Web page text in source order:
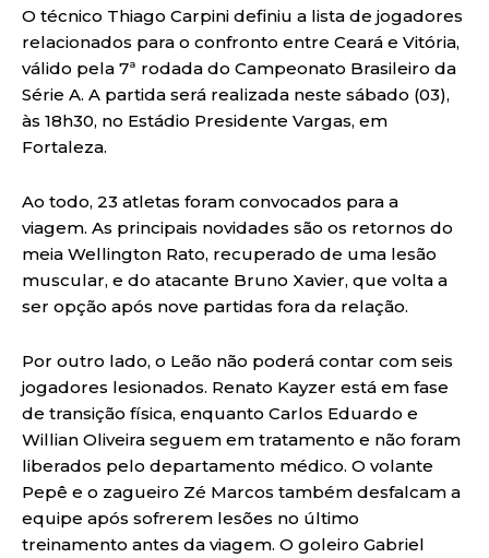
O técnico Thiago Carpini definiu a lista de jogadores
relacionados para o confronto entre Ceará e Vitória,
válido pela 7ª rodada do Campeonato Brasileiro da
Série A. A partida será realizada neste sábado (03),
às 18h30, no Estádio Presidente Vargas, em
Fortaleza.
Ao todo, 23 atletas foram convocados para a
viagem. As principais novidades são os retornos do
meia Wellington Rato, recuperado de uma lesão
muscular, e do atacante Bruno Xavier, que volta a
ser opção após nove partidas fora da relação.
Por outro lado, o Leão não poderá contar com seis
jogadores lesionados. Renato Kayzer está em fase
de transição física, enquanto Carlos Eduardo e
Willian Oliveira seguem em tratamento e não foram
liberados pelo departamento médico. O volante
Pepê e o zagueiro Zé Marcos também desfalcam a
equipe após sofrerem lesões no último
treinamento antes da viagem. O goleiro Gabriel